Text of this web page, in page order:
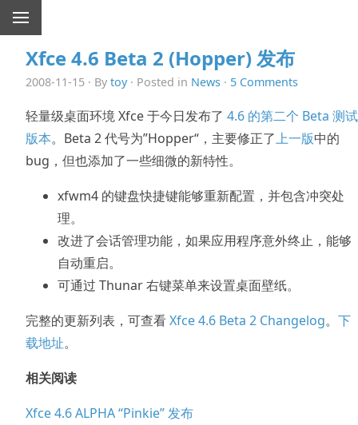
Xfce 4.6 Beta 2 (Hopper) 发布
2008-11-15 · By toy· Posted in News · 5 Comments
轻量级桌面环境 Xfce 于今日发布了 4.6 的第二个 Beta 测试
版本。Beta 2 代号为”Hopper“，主要修正了上一版中的
bug，但也添加了一些细微的新特性。
xfwm4 的键盘快捷键能够重新配置，并包含冲突处
理。
改进了会话管理功能，如果应用程序意外终止，能够
自动重启。
可通过 Thunar 右键菜单来设置桌面壁纸。
完整的更新列表，可查看Xfce 4.6 Beta 2 Changelog。 下
载地址。
相关阅读
Xfce 4.6 ALPHA “Pinkie” 发布